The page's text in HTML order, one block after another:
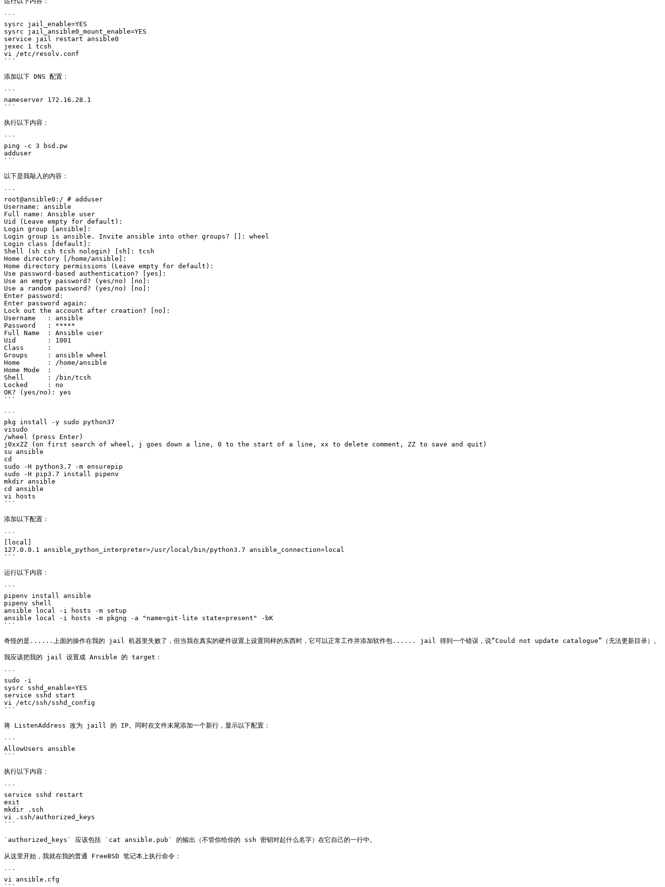
```
sysrc jail_enable=YES
sysrc jail_ansible0_mount_enable=YES
service jail restart ansible0
jexec 1 tcsh
vi /etc/resolv.conf
```
添加以下 DNS 配置：
```
nameserver 172.16.28.1
```
执行以下内容：
```
ping -c 3 bsd.pw
adduser
```
以下是我敲入的内容：
```
root@ansible0:/ # adduser
Username: ansible
Full name: Ansible user
Uid (Leave empty for default):
Login group [ansible]:
Login group is ansible. Invite ansible into other groups? []: wheel
Login class [default]:
Shell (sh csh tcsh nologin) [sh]: tcsh
Home directory [/home/ansible]:
Home directory permissions (Leave empty for default):
Use password-based authentication? [yes]:
Use an empty password? (yes/no) [no]:
Use a random password? (yes/no) [no]:
Enter password:
Enter password again:
Lock out the account after creation? [no]:
Username   : ansible
Password   : *****
Full Name  : Ansible user
Uid        : 1001
Class      :
Groups     : ansible wheel
Home       : /home/ansible
Home Mode  :
Shell      : /bin/tcsh
Locked     : no
OK? (yes/no): yes
```
```
pkg install -y sudo python37
visudo
/wheel (press Enter)
j0xxZZ (on first search of wheel, j goes down a line, 0 to the start of a line, xx to delete comment, ZZ to save and quit)
su ansible
cd
sudo -H python3.7 -m ensurepip
sudo -H pip3.7 install pipenv
mkdir ansible
cd ansible
vi hosts
```
添加以下配置：
```
[local]
127.0.0.1 ansible_python_interpreter=/usr/local/bin/python3.7 ansible_connection=local
```
运行以下内容：
```
pipenv install ansible
pipenv shell
ansible local -i hosts -m setup
ansible local -i hosts -m pkgng -a "name=git-lite state=present" -bK
```
奇怪的是......上面的操作在我的 jail 机器里失败了，但当我在真实的硬件设置上设置同样的东西时，它可以正常工作并添加软件包...... jail 得到一个错误，说“Could not update catalogue”（无法更新目录）。
我应该把我的 jail 设置成 Ansible 的 target：
```
sudo -i
sysrc sshd_enable=YES
service sshd start
vi /etc/ssh/sshd_config
```
将 ListenAddress 改为 jaill 的 IP。同时在文件末尾添加一个新行，显示以下配置：
```
AllowUsers ansible
```
执行以下内容：
```
service sshd restart
exit
mkdir .ssh
vi .ssh/authorized_keys
```
`authorized_keys` 应该包括 `cat ansible.pub` 的输出（不管你给你的 ssh 密钥对起什么名字）在它自己的一行中。
从这里开始，我就在我的普通 FreeBSD 笔记本上执行命令：
```
vi ansible.cfg